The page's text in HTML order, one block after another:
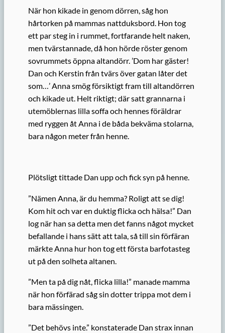
När hon kikade in genom dörren, såg hon
hårtorken på mammas nattduksbord. Hon tog
ett par steg in i rummet, fortfarande helt naken,
men tvärstannade, då hon hörde röster genom
sovrummets öppna altandörr. ’Dom har gäster!
Dan och Kerstin från tvärs över gatan låter det
som…’ Anna smög försiktigt fram till altandörren
och kikade ut. Helt riktigt; där satt grannarna i
utemöblernas lilla soffa och hennes föräldrar
med ryggen åt Anna i de båda bekväma stolarna,
bara någon meter från henne.
Plötsligt tittade Dan upp och fick syn på henne.
”Nämen Anna, är du hemma? Roligt att se dig!
Kom hit och var en duktig flicka och hälsa!” Dan
log när han sa detta men det fanns något mycket
befallande i hans sätt att tala, så till sin förfäran
märkte Anna hur hon tog ett första barfotasteg
ut på den solheta altanen.
”Men ta på dig nåt, flicka lilla!” manade mamma
när hon förfärad såg sin dotter trippa mot dem i
bara mässingen.
”Det behövs inte.” konstaterade Dan strax innan